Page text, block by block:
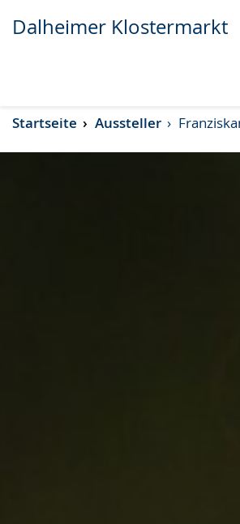
Transkript anzeigen
Abspielen
Pausieren
Dalheimer Klostermarkt
Startseite Aussteller